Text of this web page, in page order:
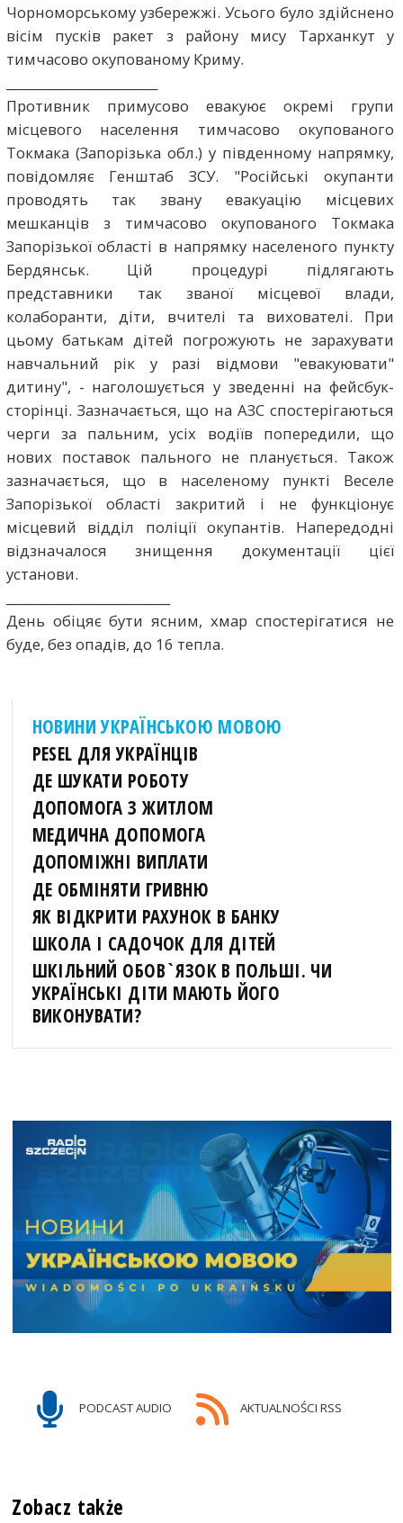
Чорноморському узбережжі. Усього було здійснено
вісім пусків ракет з району мису Тарханкут у
тимчасово окупованому Криму.
Противник примусово евакуює окремі групи
місцевого населення тимчасово окупованого
Токмака (Запорізька обл.) у південному напрямку,
повідомляє Генштаб ЗСУ. "Російські окупанти
проводять так звану евакуацію місцевих
мешканців з тимчасово окупованого Токмака
Запорізької області в напрямку населеного пункту
Бердянськ. Цій процедурі підлягають
представники так званої місцевої влади,
колаборанти, діти, вчителі та вихователі. При
цьому батькам дітей погрожують не зарахувати
навчальний рік у разі відмови "евакуювати"
дитину", - наголошується у зведенні на фейсбук-
сторінці. Зазначається, що на АЗС спостерігаються
черги за пальним, усіх водіїв попередили, що
нових поставок пального не планується. Також
зазначається, що в населеному пункті Веселе
Запорізької області закритий і не функціонує
місцевий відділ поліції окупантів. Напередодні
відзначалося знищення документації цієї
установи.
День обіцяє бути ясним, хмар спостерігатися не
буде, без опадів, до 16 тепла.
НОВИНИ УКРАЇНСЬКОЮ МОВОЮ
PESEL ДЛЯ УКРАЇНЦІВ
ДЕ ШУКАТИ РОБОТУ
ДОПОМОГА З ЖИТЛОМ
МЕДИЧНА ДОПОМОГА
ДОПОМІЖНІ ВИПЛАТИ
ДЕ ОБМІНЯТИ ГРИВНЮ
ЯК ВІДКРИТИ РАХУНОК В БАНКУ
ШКОЛА І САДОЧОК ДЛЯ ДІТЕЙ
ШКІЛЬНИЙ ОБОВ`ЯЗОК В ПОЛЬШІ. ЧИ
УКРАЇНСЬКІ ДІТИ МАЮТЬ ЙОГО
ВИКОНУВАТИ?
PODCAST AUDIO AKTUALNOŚCI RSS
Zobacz także